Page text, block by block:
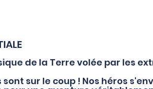
de la Terre volée par les
sur le coup ! Nos héros